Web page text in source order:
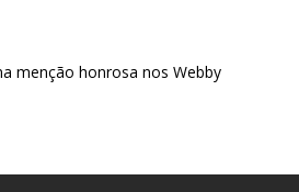
menção honrosa nos Webby